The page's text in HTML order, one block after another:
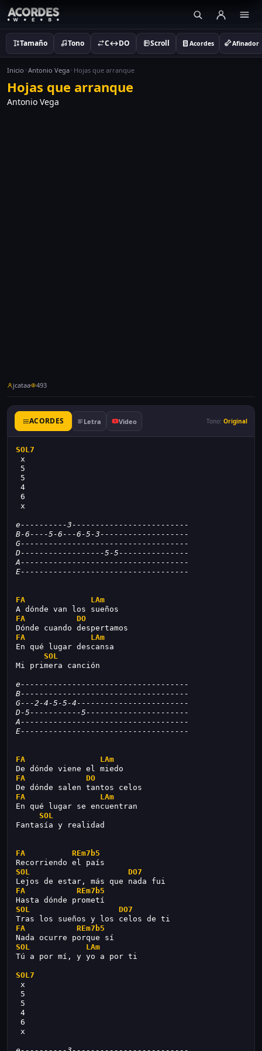
Tamaño Tono C↔DO Scroll Acordes Afinador
Inicio Antonio Vega Hojas que arranque
Hojas que arranque
Antonio Vega
jcataa 493
ACORDES Letra Video Tono: Original
SOL7
x
5
5
4
6
x
e----------3-------------------------
B-6----5-6---6-5-3-------------------
G------------------------------------
D------------------5-5---------------
A------------------------------------
E------------------------------------
FA
LAm
A dónde van los sueños
FA
DO
Dónde cuando despertamos
FA
LAm
En qué lugar descansa
SOL
Mi primera canción
e------------------------------------
B------------------------------------
G---2-4-5-5-4------------------------
D-5-----------5----------------------
A------------------------------------
E------------------------------------
FA
LAm
De dónde viene el miedo
FA
DO
De dónde salen tantos celos
FA
LAm
En qué lugar se encuentran
SOL
Fantasía y realidad
FA
REm7b5
Recorriendo el país
SOL
DO7
Lejos de estar, más que nada fui
FA
REm7b5
Hasta dónde prometí
SOL
DO7
Tras los sueños y los celos de ti
FA
REm7b5
Nada ocurre porque sí
SOL
LAm
Tú a por mí, y yo a por ti
SOL7
x
5
5
4
6
x